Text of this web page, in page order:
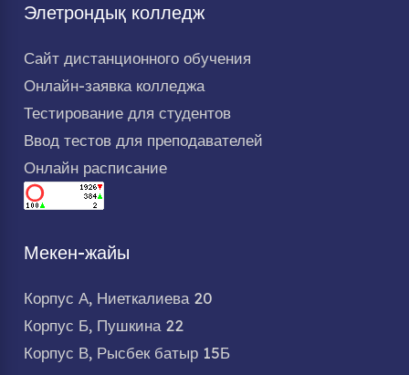
Элетрондық колледж
Сайт дистанционного обучения
Онлайн-заявка колледжа
Тестирование для студентов
Ввод тестов для преподавателей
Онлайн расписание
Мекен-жайы
Корпус А, Ниеткалиева 20
Корпус Б, Пушкина 22
Корпус В, Рысбек батыр 15Б